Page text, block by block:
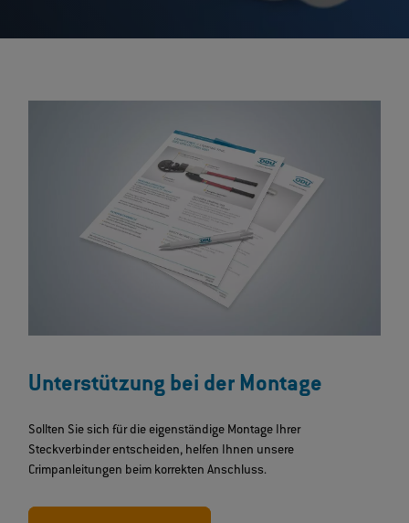
Unterstützung bei der Montage
Sollten Sie sich für die eigenständige Montage Ihrer
Steckverbinder entscheiden, helfen Ihnen unsere
Crimpanleitungen beim korrekten Anschluss.